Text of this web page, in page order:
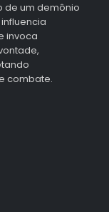
de um demônio
invoca
combate.